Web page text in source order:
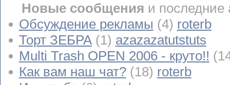
Новые сообщения и последние
Обсуждение рекламы (4) roterb
Торт ЗЕБРА (1) azazazatutstuts
Multi Trash OPEN 2006 - круто!!
Как вам наш чат? (18) roterb